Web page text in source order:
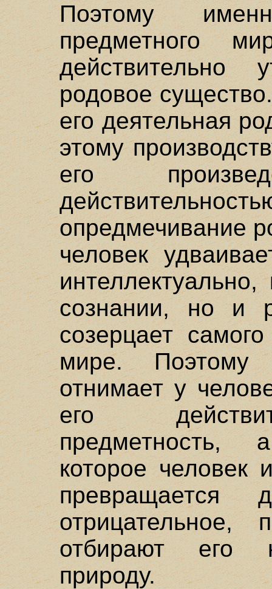
Поэтому
предметного
действительно
родовое
его деятельная
этому
его
опредмечивание
человек
сознании, но и
созерцает
мире.
отнимает у
его
предметность,
которое человек
отрицательное,
отбирают его
природу.